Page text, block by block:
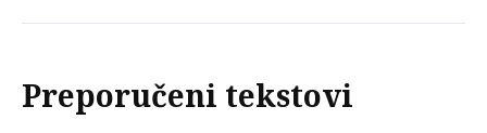
Preporučeni tekstovi